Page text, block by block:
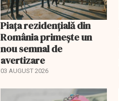
Piața rezidențială din
România primește un
nou semnal de
avertizare
03 AUGUST 2026